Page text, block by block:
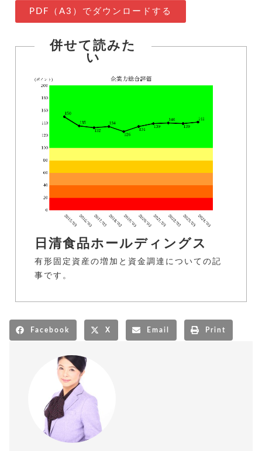
PDF（A3）でダウンロードする
併せて読みた
い
日清食品ホールディングス
有形固定資産の増加と資金調達についての記
事です。
Facebook X Email Print